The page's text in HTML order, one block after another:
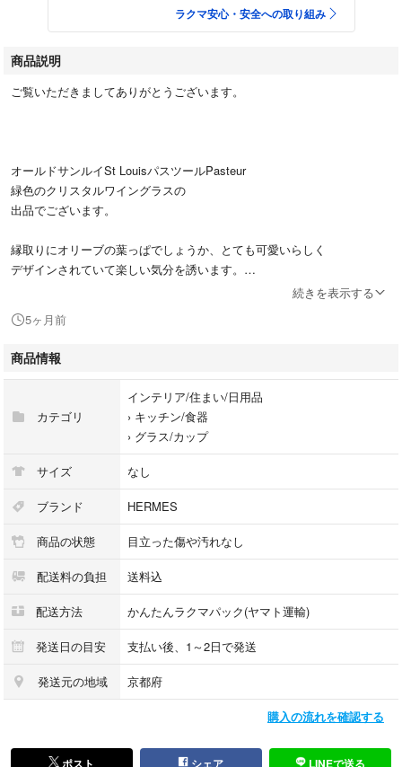
ラクマ安心・安全への取り組み
商品説明
ご覧いただきましてありがとうございます。
オールドサンルイSt LouisパスツールPasteur
緑色のクリスタルワイングラスの
出品でございます。
縁取りにオリーブの葉っぱでしょうか、とても可愛いらしく
デザインされていて楽しい気分を誘います。
古くから繁栄の象徴とされるアカンサスの葉が
丁寧に描かれていて豊かな明るい雰囲気に満たされています♡
テーブルの上の差し色のグラスとして
また鑑賞用としてキュリオケースの中に飾っておくだけでも
ひときわ目を引くこと間違いなしですね♪
和やかな落ち着いた場にふさわしいパスツール
--作品の詳細--
割れ、カケはございませんが、
続きを表示する
5ヶ月前
商品情報
カテゴリ
インテリア/住まい/日用品
› キッチン/食器
› グラス/カップ
サイズ なし
ブランド HERMES
商品の状態 目立った傷や汚れなし
配送料の負担 送料込
配送方法 かんたんラクマパック(ヤマト運輸)
発送日の目安 支払い後、1～2日で発送
発送元の地域 京都府
購入の流れを確認する
ポスト シェア LINEで送る